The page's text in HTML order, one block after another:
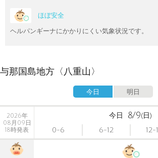
ほぼ安全
ヘルパンギーナにかかりにくい気象状況です。
与那国島地方〈八重山〉
今日 明日
2026年
08月09日
18時発表
今日 8/9(日)
0-6
6-12 12-